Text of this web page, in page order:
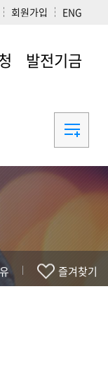
회원가입 ENG
발전기금
발전기금
즐겨찾기